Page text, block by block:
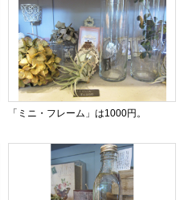
「ミニ・フレーム」は1000円。